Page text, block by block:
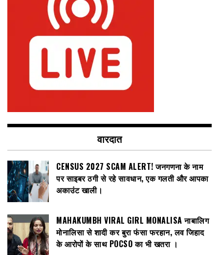
वारदात
CENSUS 2027 SCAM ALERT! जनगणना के नाम
पर साइबर ठगी से रहे सावधान, एक गलती और आपका
अकाउंट खाली।
MAHAKUMBH VIRAL GIRL MONALISA नाबालिग
मोनालिसा से शादी कर बुरा फंसा फरहान, लव जिहाद
के आरोपों के साथ POCSO का भी खतरा ।